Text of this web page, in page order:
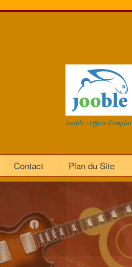
Jooble : Offres d'emploi
Contact Plan du Site